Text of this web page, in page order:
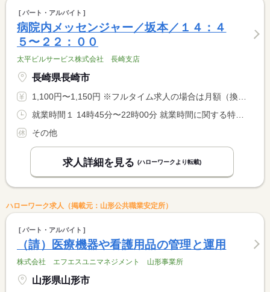
パート・アルバイト
病院内メッセンジャー／坂本／１４：４
５〜２２：００
太平ビルサービス株式会社 長崎支店
長崎県長崎市
1,100円〜1,150円 ※フルタイム求人の場合は月額（換算額）、パート求人の場合は時間額を表示しています。
その他
求人詳細を見る (ハローワークより転載)
ハローワーク求人（掲載元：山形公共職業安定所）
パート・アルバイト
（請）医療機器や看護用品の管理と運用
株式会社 エフエスユニマネジメント 山形事業所
山形県山形市